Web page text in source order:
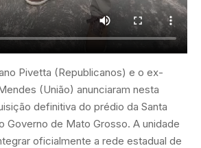
Pivetta (Republicanos) e o ex-
(União) anunciaram nesta
definitiva do prédio da Santa
Governo de Mato Grosso. A unidade
oficialmente a rede estadual de